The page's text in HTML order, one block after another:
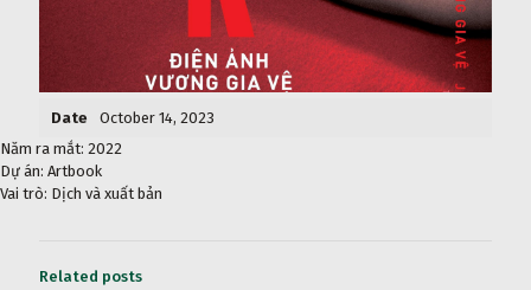
Date
October 14, 2023
Năm ra mắt: 2022
Dự án: Artbook
Vai trò: Dịch và xuất bản
Related posts